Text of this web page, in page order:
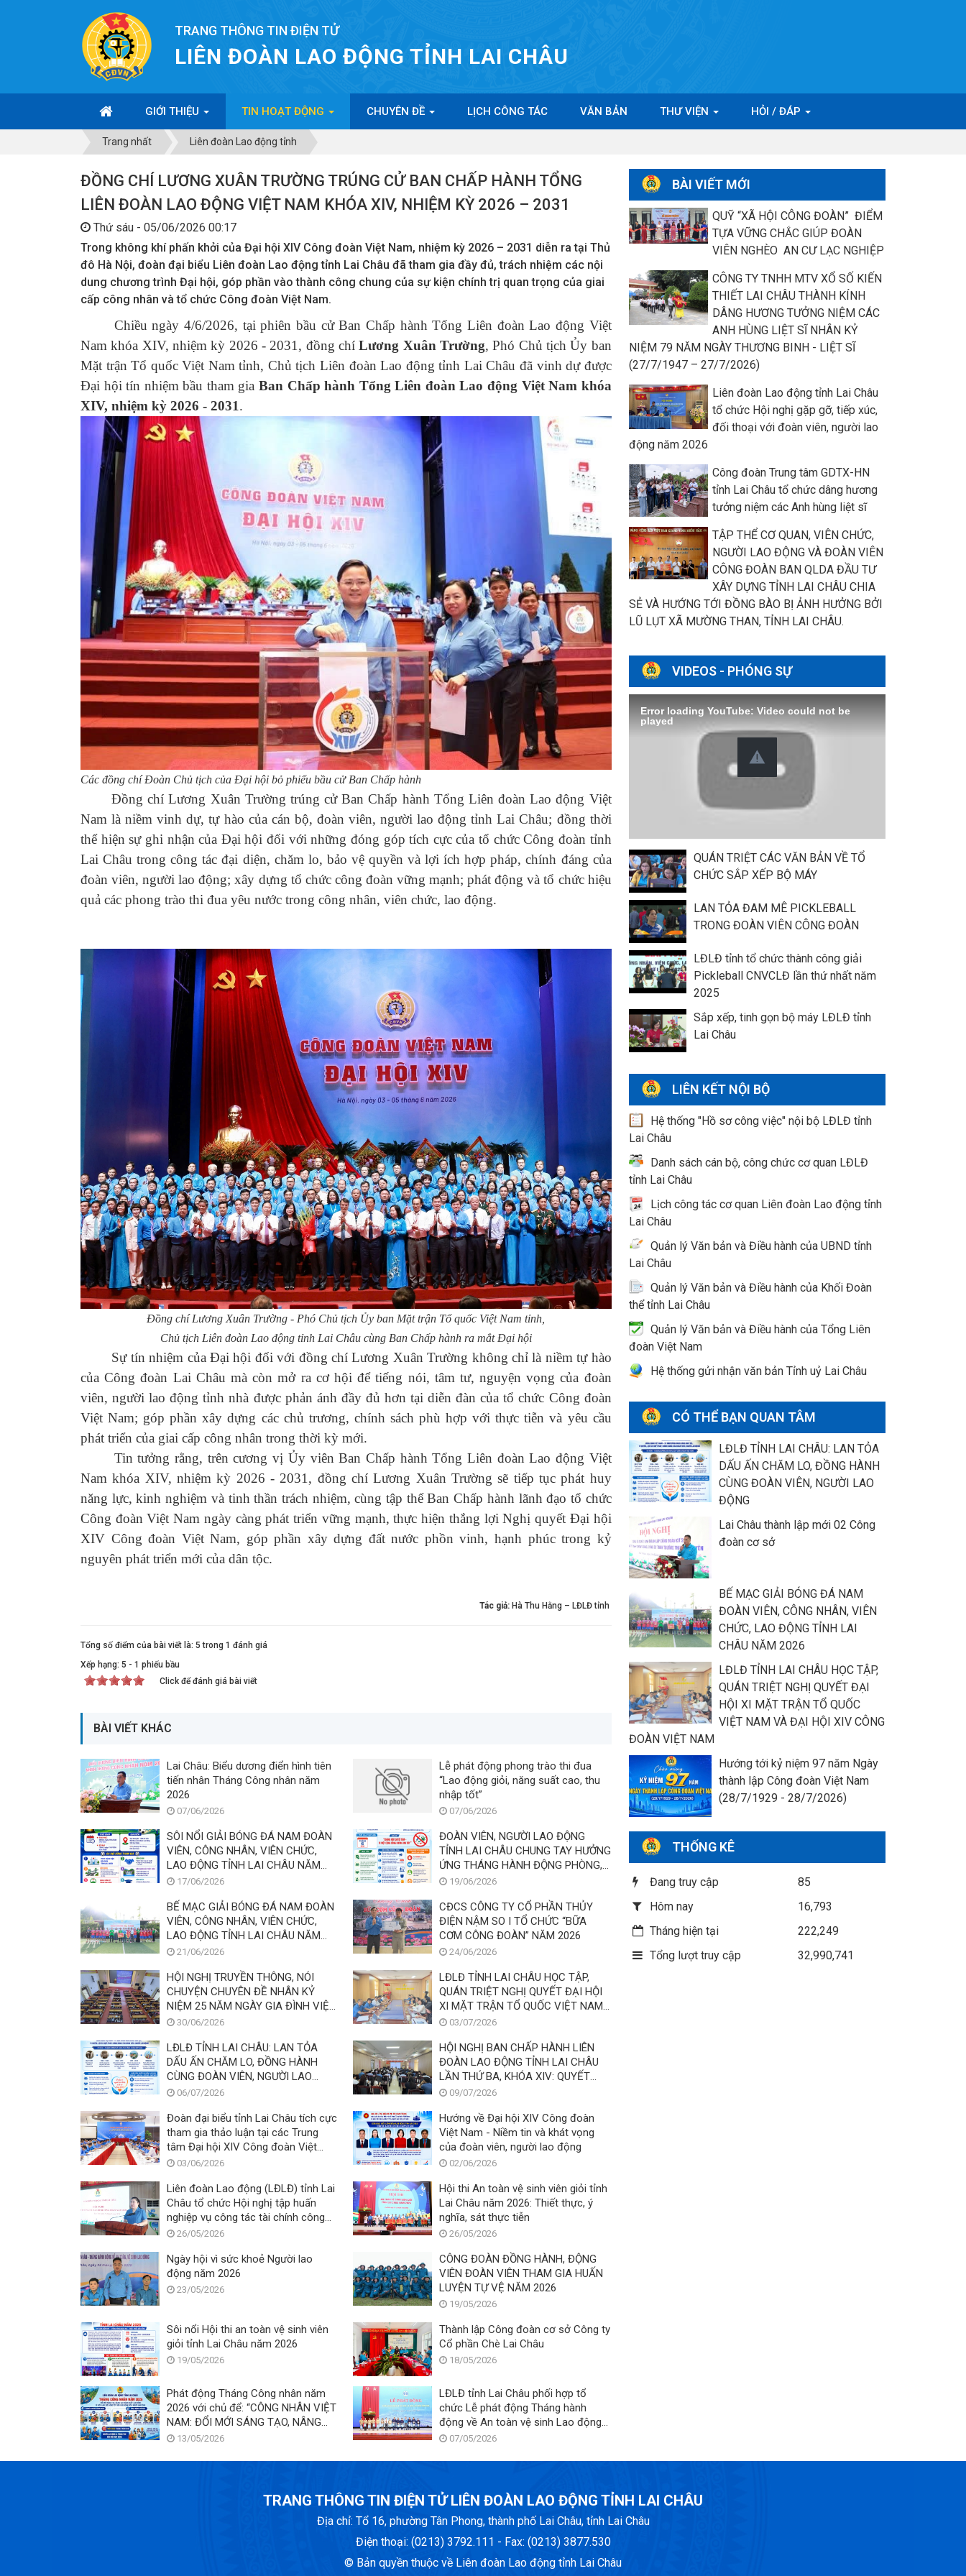
TRANG THÔNG TIN ĐIỆN TỬ
LIÊN ĐOÀN LAO ĐỘNG TỈNH LAI CHÂU
GIỚI THIỆU TIN HOẠT ĐỘNG CHUYÊN ĐỀ LỊCH CÔNG TÁC VĂN BẢN THƯ VIỆN HỎI / ĐÁP
Trang nhất Liên đoàn Lao động tỉnh
ĐỒNG CHÍ LƯƠNG XUÂN TRƯỜNG TRÚNG CỬ BAN CHẤP HÀNH TỔNG
LIÊN ĐOÀN LAO ĐỘNG VIỆT NAM KHÓA XIV, NHIỆM KỲ 2026 – 2031
Thứ sáu - 05/06/2026 00:17
Trong không khí phấn khởi của Đại hội XIV Công đoàn Việt Nam, nhiệm kỳ 2026 – 2031 diễn ra tại Thủ
đô Hà Nội, đoàn đại biểu Liên đoàn Lao động tỉnh Lai Châu đã tham gia đầy đủ, trách nhiệm các nội
dung chương trình Đại hội, góp phần vào thành công chung của sự kiện chính trị quan trọng của giai
cấp công nhân và tổ chức Công đoàn Việt Nam.
Chiều ngày 4/6/2026, tại phiên bầu cử Ban Chấp hành Tổng Liên đoàn Lao động Việt
Nam khóa XIV, nhiệm kỳ 2026 - 2031, đồng chíLương Xuân Trường, Phó Chủ tịch Ủy ban
Mặt trận Tổ quốc Việt Nam tỉnh, Chủ tịch Liên đoàn Lao động tỉnh Lai Châu đã vinh dự được
Đại hội tín nhiệm bầu tham gia Ban Chấp hành Tổng Liên đoàn Lao động Việt Nam khóa
XIV, nhiệm kỳ 2026 - 2031.
Các đồng chí Đoàn Chủ tịch của Đại hội bỏ phiếu bầu cử Ban Chấp hành
Đồng chí Lương Xuân Trường trúng cử Ban Chấp hành Tổng Liên đoàn Lao động Việt
Nam là niềm vinh dự, tự hào của cán bộ, đoàn viên, người lao động tỉnh Lai Châu; đồng thời
thể hiện sự ghi nhận của Đại hội đối với những đóng góp tích cực của tổ chức Công đoàn tỉnh
Lai Châu trong công tác đại diện, chăm lo, bảo vệ quyền và lợi ích hợp pháp, chính đáng của
đoàn viên, người lao động; xây dựng tổ chức công đoàn vững mạnh; phát động và tổ chức hiệu
quả các phong trào thi đua yêu nước trong công nhân, viên chức, lao động.
Đồng chí Lương Xuân Trường - Phó Chủ tịch Ủy ban Mặt trận Tổ quốc Việt Nam tỉnh,
Chủ tịch Liên đoàn Lao động tỉnh Lai Châu cùng Ban Chấp hành ra mắt Đại hội
Sự tín nhiệm của Đại hội đối với đồng chí Lương Xuân Trường không chỉ là niềm tự hào
của Công đoàn Lai Châu mà còn mở ra cơ hội để tiếng nói, tâm tư, nguyện vọng của đoàn
viên, người lao động tỉnh nhà được phản ánh đầy đủ hơn tại diễn đàn của tổ chức Công đoàn
Việt Nam; góp phần xây dựng các chủ trương, chính sách phù hợp với thực tiễn và yêu cầu
phát triển của giai cấp công nhân trong thời kỳ mới.
Tin tưởng rằng, trên cương vị Ủy viên Ban Chấp hành Tổng Liên đoàn Lao động Việt
Nam khóa XIV, nhiệm kỳ 2026 - 2031, đồng chí Lương Xuân Trường sẽ tiếp tục phát huy
năng lực, kinh nghiệm và tinh thần trách nhiệm, cùng tập thể Ban Chấp hành lãnh đạo tổ chức
Công đoàn Việt Nam ngày càng phát triển vững mạnh, thực hiện thắng lợi Nghị quyết Đại hội
XIV Công đoàn Việt Nam, góp phần xây dựng đất nước phồn vinh, hạnh phúc trong kỷ
nguyên phát triển mới của dân tộc.
Tác giả: Hà Thu Hằng – LĐLĐ tỉnh ​​​​​​​
Tổng số điểm của bài viết là: 5 trong 1 đánh giá
Xếp hạng: 5 - 1 phiếu bầu
Click để đánh giá bài viết
BÀI VIẾT KHÁC
Lai Châu: Biểu dương điển hình tiên
tiến nhân Tháng Công nhân năm
2026
07/06/2026
Lễ phát động phong trào thi đua
“Lao động giỏi, năng suất cao, thu
nhập tốt”
07/06/2026
SÔI NỔI GIẢI BÓNG ĐÁ NAM ĐOÀN
VIÊN, CÔNG NHÂN, VIÊN CHỨC,
LAO ĐỘNG TỈNH LAI CHÂU NĂM
202617/06/2026
ĐOÀN VIÊN, NGƯỜI LAO ĐỘNG
TỈNH LAI CHÂU CHUNG TAY HƯỞNG
ỨNG THÁNG HÀNH ĐỘNG PHÒNG,
CHỐNG MA TÚY NĂM 2026
19/06/2026
BẾ MẠC GIẢI BÓNG ĐÁ NAM ĐOÀN
VIÊN, CÔNG NHÂN, VIÊN CHỨC,
LAO ĐỘNG TỈNH LAI CHÂU NĂM
202621/06/2026
CĐCS CÔNG TY CỔ PHẦN THỦY
ĐIỆN NẬM SO I TỔ CHỨC “BỮA
CƠM CÔNG ĐOÀN” NĂM 2026
24/06/2026
HỘI NGHỊ TRUYỀN THÔNG, NÓI
CHUYỆN CHUYÊN ĐỀ NHÂN KỶ
NIỆM 25 NĂM NGÀY GIA ĐÌNH VIỆT
NAM30/06/2026
LĐLĐ TỈNH LAI CHÂU HỌC TẬP,
QUÁN TRIỆT NGHỊ QUYẾT ĐẠI HỘI
XI MẶT TRẬN TỔ QUỐC VIỆT NAM
VÀ ĐẠI HỘI XIV CÔNG ĐOÀN VIỆT
03/07/2026
LĐLĐ TỈNH LAI CHÂU: LAN TỎA
DẤU ẤN CHĂM LO, ĐỒNG HÀNH
CÙNG ĐOÀN VIÊN, NGƯỜI LAO
ĐỘNG
06/07/2026
HỘI NGHỊ BAN CHẤP HÀNH LIÊN
ĐOÀN LAO ĐỘNG TỈNH LAI CHÂU
LẦN THỨ BA, KHÓA XIV: QUYẾT
TÂM THỰC HIỆN THẮNG LỢI NHIỆM
09/07/2026
Đoàn đại biểu tỉnh Lai Châu tích cực
tham gia thảo luận tại các Trung
tâm Đại hội XIV Công đoàn Việt
Nam03/06/2026
Hướng về Đại hội XIV Công đoàn
Việt Nam - Niềm tin và khát vọng
của đoàn viên, người lao động
02/06/2026
Liên đoàn Lao động (LĐLĐ) tỉnh Lai
Châu tổ chức Hội nghị tập huấn
nghiệp vụ công tác tài chính công
đoàn năm 2026.
26/05/2026
Hội thi An toàn vệ sinh viên giỏi tỉnh
Lai Châu năm 2026: Thiết thực, ý
nghĩa, sát thực tiễn
26/05/2026
Ngày hội vì sức khoẻ Người lao
động năm 2026
23/05/2026
CÔNG ĐOÀN ĐỒNG HÀNH, ĐỘNG
VIÊN ĐOÀN VIÊN THAM GIA HUẤN
LUYỆN TỰ VỆ NĂM 2026
19/05/2026
Sôi nổi Hội thi an toàn vệ sinh viên
giỏi tỉnh Lai Châu năm 2026
19/05/2026
Thành lập Công đoàn cơ sở Công ty
Cổ phần Chè Lai Châu
18/05/2026
Phát động Tháng Công nhân năm
2026 với chủ để: “CÔNG NHÂN VIỆT
NAM: ĐỔI MỚI SÁNG TẠO, NÂNG
CAO HIỆU SUẤT LAO ĐỘNG”
13/05/2026
LĐLĐ tỉnh Lai Châu phối hợp tổ
chức Lễ phát động Tháng hành
động về An toàn vệ sinh Lao động
năm 2026
07/05/2026
BÀI VIẾT MỚI
QUỸ “XÃ HỘI CÔNG ĐOÀN” ĐIỂM
TỰA VỮNG CHẮC GIÚP ĐOÀN
VIÊN NGHÈO AN CƯ LẠC NGHIỆP
CÔNG TY TNHH MTV XỔ SỐ KIẾN
THIẾT LAI CHÂU THÀNH KÍNH
DÂNG HƯƠNG TƯỞNG NIỆM CÁC
ANH HÙNG LIỆT SĨ NHÂN KỶ
NIỆM 79 NĂM NGÀY THƯƠNG BINH - LIỆT SĨ
(27/7/1947 – 27/7/2026)
Liên đoàn Lao động tỉnh Lai Châu
tổ chức Hội nghị gặp gỡ, tiếp xúc,
đối thoại với đoàn viên, người lao
động năm 2026
Công đoàn Trung tâm GDTX-HN
tỉnh Lai Châu tổ chức dâng hương
tưởng niệm các Anh hùng liệt sĩ
TẬP THỂ CƠ QUAN, VIÊN CHỨC,
NGƯỜI LAO ĐỘNG VÀ ĐOÀN VIÊN
CÔNG ĐOÀN BAN QLDA ĐẦU TƯ
XÂY DỰNG TỈNH LAI CHÂU CHIA
SẺ VÀ HƯỚNG TỚI ĐỒNG BÀO BỊ ẢNH HƯỞNG BỞI
LŨ LỤT XÃ MƯỜNG THAN, TỈNH LAI CHÂU.
VIDEOS - PHÓNG SỰ
Error loading YouTube: Video could not be
played
QUÁN TRIỆT CÁC VĂN BẢN VỀ TỔ
CHỨC SẮP XẾP BỘ MÁY
LAN TỎA ĐAM MÊ PICKLEBALL
TRONG ĐOÀN VIÊN CÔNG ĐOÀN
LĐLĐ tỉnh tổ chức thành công giải
Pickleball CNVCLĐ lần thứ nhất năm
2025
Sắp xếp, tinh gọn bộ máy LĐLĐ tỉnh
Lai Châu
LIÊN KẾT NỘI BỘ
Hệ thống "Hồ sơ công việc" nội bộ LĐLĐ tỉnh
Lai Châu
Danh sách cán bộ, công chức cơ quan LĐLĐ
tỉnh Lai Châu
Lịch công tác cơ quan Liên đoàn Lao động tỉnh
Lai Châu
Quản lý Văn bản và Điều hành của UBND tỉnh
Lai Châu
Quản lý Văn bản và Điều hành của Khối Đoàn
thể tỉnh Lai Châu
Quản lý Văn bản và Điều hành của Tổng Liên
đoàn Việt Nam
Hệ thống gửi nhận văn bản Tỉnh uỷ Lai Châu
CÓ THỂ BẠN QUAN TÂM
LĐLĐ TỈNH LAI CHÂU: LAN TỎA
DẤU ẤN CHĂM LO, ĐỒNG HÀNH
CÙNG ĐOÀN VIÊN, NGƯỜI LAO
ĐỘNG
Lai Châu thành lập mới 02 Công
đoàn cơ sở
BẾ MẠC GIẢI BÓNG ĐÁ NAM
ĐOÀN VIÊN, CÔNG NHÂN, VIÊN
CHỨC, LAO ĐỘNG TỈNH LAI
CHÂU NĂM 2026
LĐLĐ TỈNH LAI CHÂU HỌC TẬP,
QUÁN TRIỆT NGHỊ QUYẾT ĐẠI
HỘI XI MẶT TRẬN TỔ QUỐC
VIỆT NAM VÀ ĐẠI HỘI XIV CÔNG
ĐOÀN VIỆT NAM
Hướng tới kỷ niệm 97 năm Ngày
thành lập Công đoàn Việt Nam
(28/7/1929 - 28/7/2026)
THỐNG KÊ
Đang truy cập
85
Hôm nay
16,793
Tháng hiện tại
222,249
Tổng lượt truy cập
32,990,741
TRANG THÔNG TIN ĐIỆN TỬ LIÊN ĐOÀN LAO ĐỘNG TỈNH LAI CHÂU
Địa chỉ: Tổ 16, phường Tân Phong, thành phố Lai Châu, tỉnh Lai Châu
Điện thoại: (0213) 3792.111 - Fax: (0213) 3877.530
© Bản quyền thuộc về Liên đoàn Lao động tỉnh Lai Châu